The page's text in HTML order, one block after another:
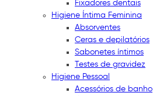
Fixadores dentais
Higiene Íntima Feminina
Absorventes
Ceras e depilatórios
Sabonetes íntimos
Testes de gravidez
Higiene Pessoal
Acessórios de banho